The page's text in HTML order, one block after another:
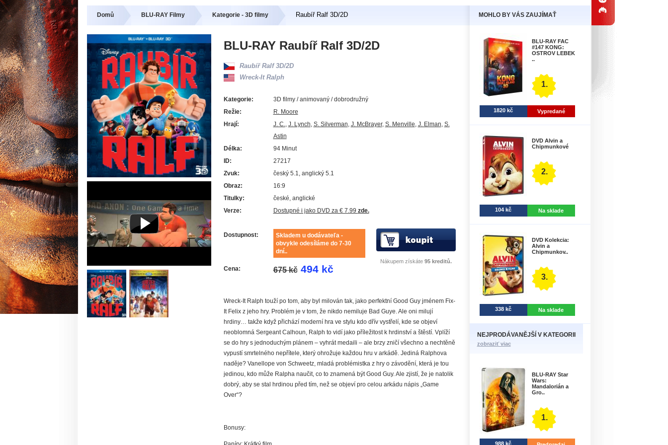
Domů BLU-RAY Filmy Kategorie - 3D filmy Raubíř Ralf 3D/2D MOHLO BY VÁS ZAUJÍMAŤ
BLU-RAY Raubíř Ralf 3D/2D
Raubíř Ralf 3D/2D
Wreck-It Ralph
Kategorie:
3D filmy / animovaný / dobrodružný
Režie:
R. Moore
Hrají:
J. C., J. Lynch, S. Silverman, J. McBrayer, S. Menville, J. Elman, S.
Astin
Délka:
94 Minut
ID:
27217
Zvuk:
český 5.1, anglický 5.1
Obraz:
16:9
Titulky:
české, anglické
Verze:
Dostupné i jako DVD za € 7.99 zde.
Dostupnost:
Skladem u dodávateľa -
obvykle odesíláme do 7-30
dní..
Cena: 675 kč 494 kč
Nákupem získáte 95 kreditů.
Wreck-It Ralph touží po tom, aby byl milován tak, jako perfektní Good Guy jménem Fix-
It Felix z jeho hry. Problém je v tom, že nikdo nemiluje Bad Guye. Ale oni milují
hrdiny… takže když přichází moderní hra ve stylu kdo dřív vystřelí, kde se objeví
neoblomná Sergeant Calhoun, Ralph to vidí jako příležitost k hrdinství a štěstí. Vplíží
se do hry s jednoduchým plánem – vyhrát medaili – ale brzy zničí všechno a nechtěně
vypustí smrtelného nepřítele, který ohrožuje každou hru v arkádě. Jediná Ralphova
naděje? Vanellope von Schweetz, mladá problémistka z hry o závodění, která je tou
jedinou, kdo může Ralpha naučit, co to znamená být Good Guy. Ale zjistí, že je natolik
dobrý, aby se stal hrdinou před tím, než se objeví pro celou arkádu nápis „Game
Over“?
Bonusy:
BLU-RAY FAC
#147 KONG:
OSTROV LEBEK
..
1.
1820 kč Vypredané
DVD Alvin a
Chipmunkové
2.
104 kč Na sklade
DVD Kolekcia:
Alvin a
Chipmunkov..
3.
338 kč Na sklade
NEJPRODÁVANĚJŠÍ V KATEGORII
zobraziť viac
BLU-RAY Star
Wars:
Mandalorián a
Gro..
1.
988 kč